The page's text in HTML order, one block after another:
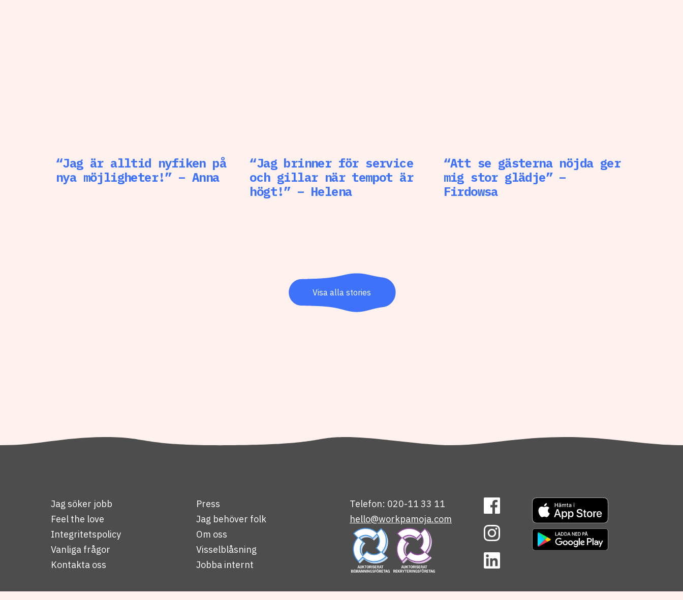
“Jag är alltid nyfiken på
nya möjligheter!” – Anna
“Jag brinner för service
och gillar när tempot är
högt!” – Helena
“Att se gästerna nöjda ger
mig stor glädje” –
Firdowsa
Visa alla stories
Jag söker jobb
Press
Feel the love
Jag behöver folk
Integritetspolicy
Om oss
Vanliga frågor
Visselblåsning
Kontakta oss
Jobba internt
Telefon: 020-11 33 11
hello@workpamoja.com
© Copyright 2026 People Productions Sweden AB